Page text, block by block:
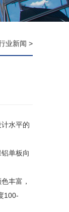
业新闻 >
水平的
单板向
丰富，
100-